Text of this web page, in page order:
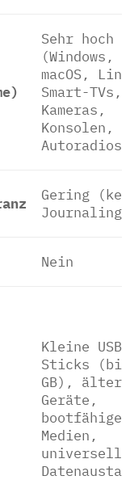
Sehr hoch
(Windows,
macOS,
Smart-TVs,
Kameras,
Konsolen,
Autoradios)
Gering
Journaling)
Nein
Kleine USB-
Sticks (bis
GB), ältere
Geräte,
bootfähige
Medien,